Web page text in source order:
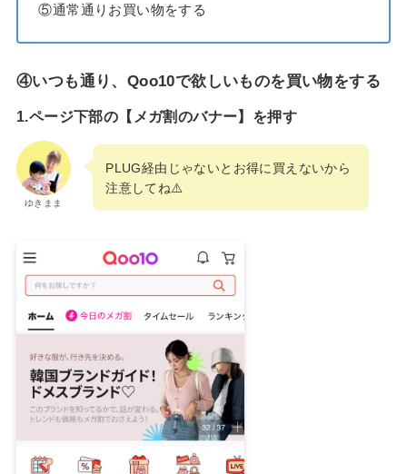
⑤通常通りお買い物をする
④いつも通り、Qoo10で欲しいものを買い物をする
1.ページ下部の【メガ割のバナー】を押す
ゆきまま
PLUG経由じゃないとお得に買えないから
注意してね⚠️